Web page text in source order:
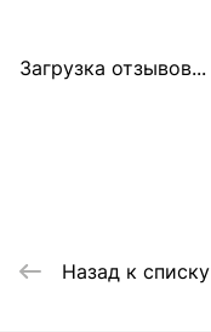
Загрузка отзывов...
Назад к списку